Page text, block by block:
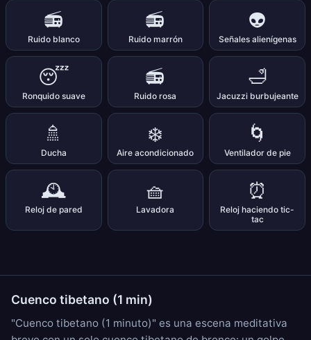
📻
Ruido blanco
📻
Ruido marrón
👽
Señales alienígenas
😴
Ronquido suave
📻
Ruido rosa
🛁
Jacuzzi burbujeante
🚿
Ducha
❄️
Aire acondicionado
🌀
Ventilador de pie
🕰️
Reloj de pared
🧺
Lavadora
⏰
Reloj haciendo tic-
tac
Cuenco tibetano (1 min)
"Cuenco tibetano (1 minuto)" es una escena meditativa